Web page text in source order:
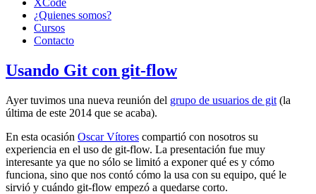
¿Quienes somos?
Cursos
Contacto
Usando Git con git-flow
Ayer tuvimos una nueva reunión del grupo de usuarios de git (la
última de este 2014 que se acaba).
En esta ocasión Oscar Vítores compartió con nosotros su
experiencia en el uso de git-flow. La presentación fue muy
interesante ya que no sólo se limitó a exponer qué es y cómo
funciona, sino que nos contó cómo la usa con su equipo, qué le
sirvió y cuándo git-flow empezó a quedarse corto.